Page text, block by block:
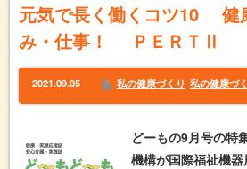
元気で長く働くコツ10 健
み・仕事！ ＰＥＲＴⅡ
2021.09.05 私の健康づくり 私の健康づ
どーもの9月号の
機構が国際福祉機